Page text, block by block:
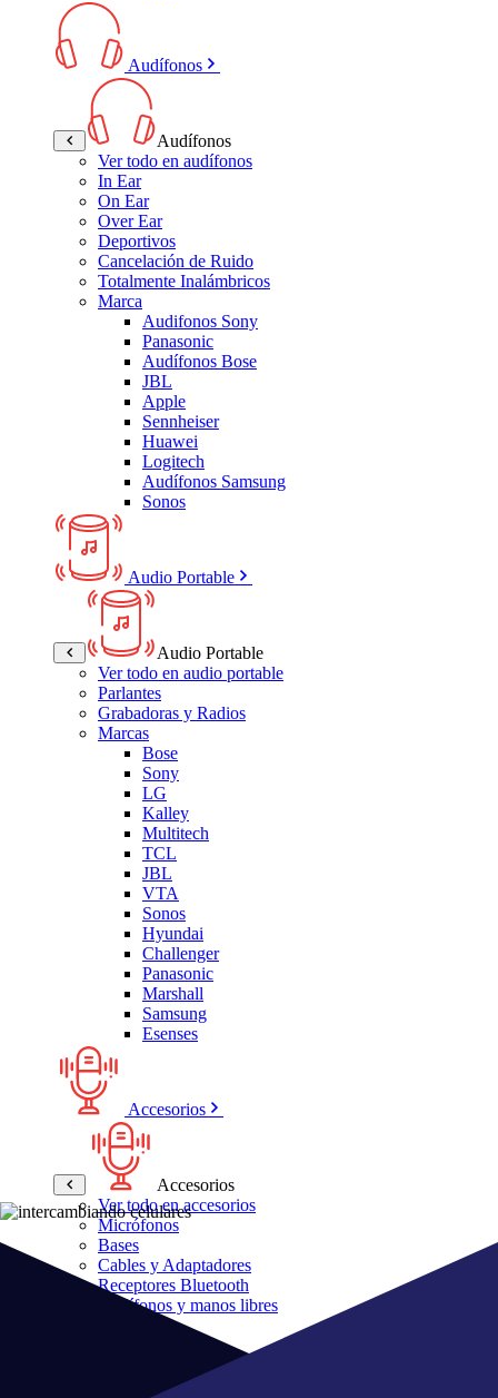
Audífonos
Audífonos
Ver todo en audífonos
In Ear
On Ear
Over Ear
Deportivos
Cancelación de Ruido
Totalmente Inalámbricos
Marca
Audifonos Sony
Panasonic
Audífonos Bose
JBL
Apple
Sennheiser
Huawei
Logitech
Audífonos Samsung
Sonos
Audio Portable
Audio Portable
Ver todo en audio portable
Parlantes
Grabadoras y Radios
Marcas
Bose
Sony
LG
Kalley
Multitech
TCL
JBL
VTA
Sonos
Hyundai
Challenger
Panasonic
Marshall
Samsung
Esenses
Accesorios
Accesorios
Ver todo en accesorios
Micrófonos
Bases
Cables y Adaptadores
Receptores Bluetooth
Audífonos y manos libres